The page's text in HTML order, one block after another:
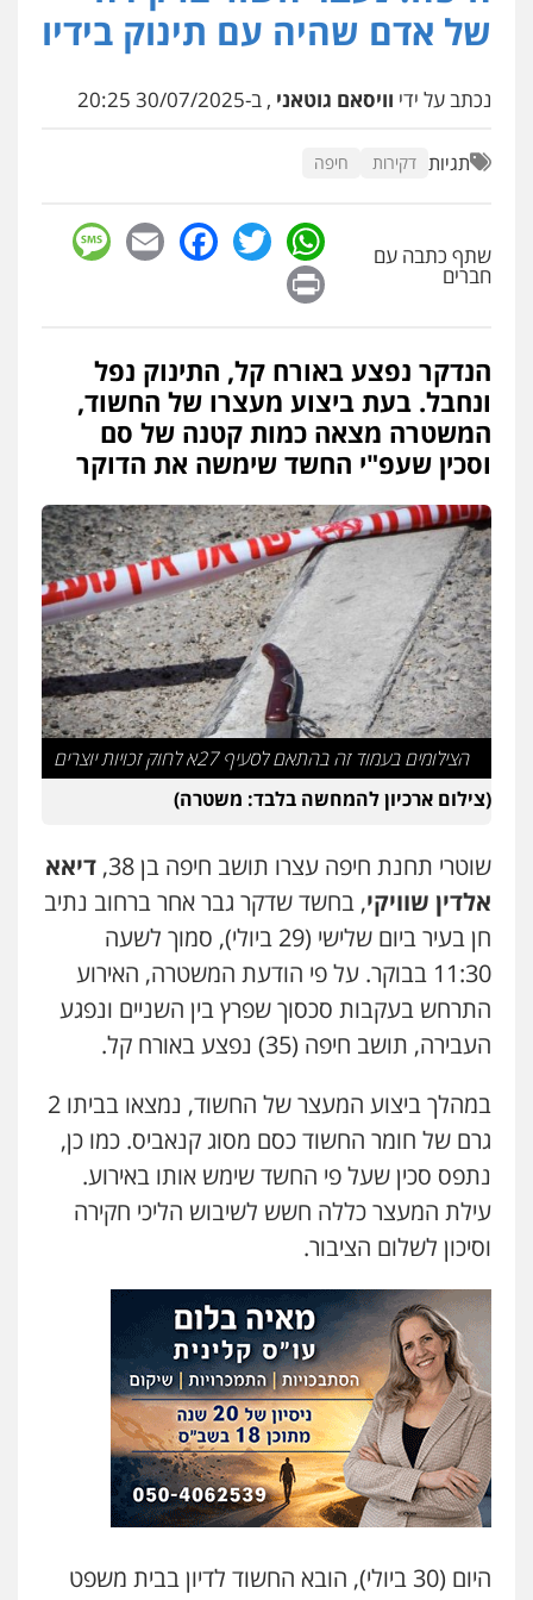
נוער רישום פלילי
0522763105
0547342002
עו"ד אלון קריטי
כלכלי
0525544654
עו"ד דפנה לביא
משפחה גישור
0507206063
עו"ד זוהר ארבל
פלילי פשיעה חמורה מעצרים וחקירות
קטינים
0538788878
עו"ד אסף דוק
פלילי עבירות מין סמים והימורים פשיעה
חמורה חקירות ומעצרים צווארון לבן והונאה
0526885006
עו"ד שלי גורביץ – לוי
פשיעה חמורה
0544218336
משרד עורכי דין חן ברוך
פלילי
0505078733
פלילי פשיעה חמורה מעצרים וחקירות
משרד עורכי דין טאי שרקי
0547556464
עו"ד אילן אלימלך
פלילי פשיעה חמורה תעבורה אסירים
0522992110
עו"ד שאדי נאטור
פלילי פשיעה חמורה מעצרים וחקירות
0509230800
של אדם שהיה עם תינוק בידיו
נכתב על ידי וויסאם גוטאני , ב-30/07/2025 20:25
תגיות דקירות חיפה
שתף כתבה עם
חברים
WhatsApp
Twitter
Facebook
Email
הנדקר נפצע באורח קל, התינוק נפל
ונחבל. בעת ביצוע מעצרו של החשוד,
המשטרה מצאה כמות קטנה של סם
וסכין שעפ"י החשד שימשה את הדוקר
הצילומים בעמוד זה בהתאם לסעיף 27א לחוק זכויות יוצרים
(צילום ארכיון להמחשה בלבד: משטרה)
שוטרי תחנת חיפה עצרו תושב חיפה בן 38,
דיאא
אלדין שוויקי, בחשד שדקר גבר אחר ברחוב נתיב
חן בעיר ביום שלישי (29 ביולי), סמוך לשעה
11:30 בבוקר. על פי הודעת המשטרה, האירוע
התרחש בעקבות סכסוך שפרץ בין השניים ונפגע
העבירה, תושב חיפה (35) נפצע באורח קל.
במהלך ביצוע המעצר של החשוד, נמצאו בביתו 2
גרם של חומר החשוד כסם מסוג קנאביס. כמו כן,
נתפס סכין שעל פי החשד שימש אותו באירוע.
עילת המעצר כללה חשש לשיבוש הליכי חקירה
וסיכון לשלום הציבור.
היום (30 ביולי), הובא החשוד לדיון בבית משפט